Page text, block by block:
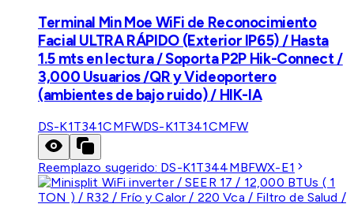
Terminal Min Moe WiFi de Reconocimiento
Facial ULTRA RÁPIDO (Exterior IP65) / Hasta
1.5 mts en lectura / Soporta P2P Hik-Connect /
3,000 Usuarios /QR y Videoportero
(ambientes de bajo ruido) / HIK-IA
DS-K1T341CMFWDS-K1T341CMFW
Reemplazo sugerido: DS-K1T344MBFWX-E1